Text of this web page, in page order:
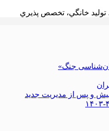
خانگي، تخصص پذيري
جنگ»
و پس از مدیریت جدید